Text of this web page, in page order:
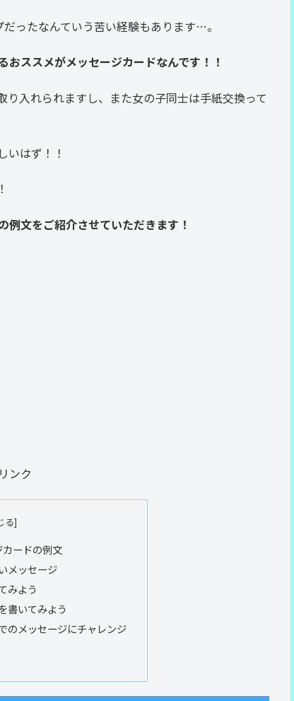
ったなんていう苦い経験もあります…。
おススメがメッセージカードなんです！！
入れられますし、また女の子同士は手紙交換って
いはず！！
文をご紹介させていただきます！
ンク
ードの例文
メッセージ
みよう
書いてみよう
メッセージにチャレンジ